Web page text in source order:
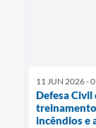
11 JUN 2026 -
Defesa
incêndios e